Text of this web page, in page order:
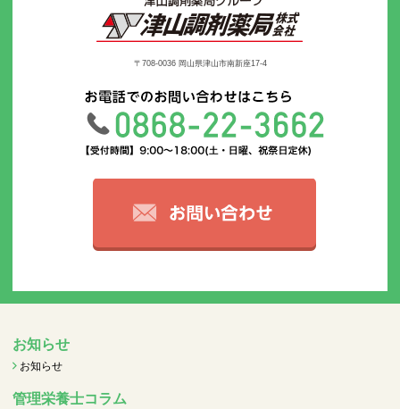
〒708-0036 岡山県津山市南新座17-4
お知らせ
お知らせ
管理栄養士コラム